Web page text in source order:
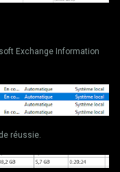
Exchange Information
réussie.